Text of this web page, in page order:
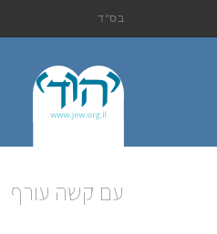
בס"ד
עם קשה עורף